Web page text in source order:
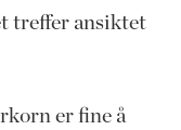
treffer ansiktet
er fine å